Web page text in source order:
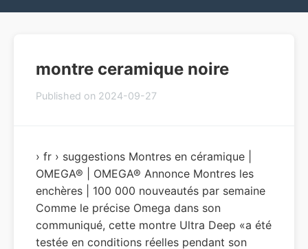
montre ceramique noire
Published on 2024-09-27
› fr › suggestions Montres en céramique |
OMEGA® | OMEGA® Annonce Montres les
enchères | 100 000 nouveautés par semaine
Comme le précise Omega dans son
communiqué, cette montre Ultra Deep «a été
testée en conditions réelles pendant son